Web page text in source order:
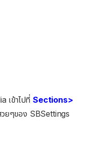
เข้าไปที่Sections>
วยๆของ SBSettings